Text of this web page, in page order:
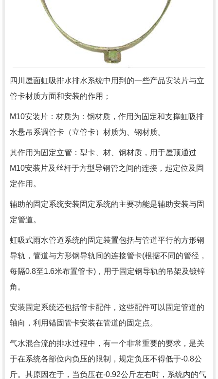
四川屋面虹吸排水排水系统中用到的一些产品安装片与立
管卡材质方面和安装的作用；
M10安装片：材质为：钢材质，作用为固定和支撑虹吸排
水悬吊系调管卡（立管卡）材质为、钢材质。
其作用为固定立管：型卡、材、钢材质，用于屋顶通过
M10安装片及丝杆于方型导钢管之间的连接，起定位及固
定作用。
辅助的固定系统安装固定系统的主要功能是辅助安装与固
定管道。
虹吸式雨水管道系统的固定装置包括与管道平行的方形钢
导轨，管道与方形钢导轨间的连接管卡(根据不同的管径，
每隔0.8至1.6米布置管卡)，用于固定钢导轨的吊架及镀锌
角。
安装固定系统还包括管卡配件，这些配件可以固定管道的
轴向，利用锚固管卡安装在管道的固定点。
气水混合流的排水过程中，有一个非常重要的要求，是关
于在系统各部位内负压的限制，规定负压不得低于-0.8公
斤。其原因在于，当负压在-0.92公斤左右时，系统内的气